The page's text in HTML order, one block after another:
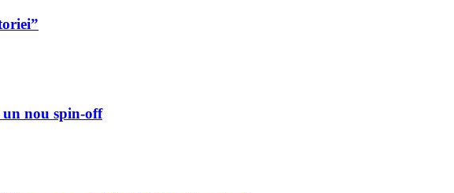
un nou spin-off